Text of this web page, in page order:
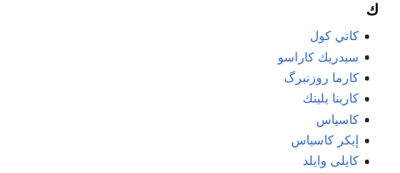
ك
كاتي كول
سيدريك كاراسو
كارما روزنبرگ
كارينا يلينك
كاسياس
إيكر كاسياس
كايلى وايلد